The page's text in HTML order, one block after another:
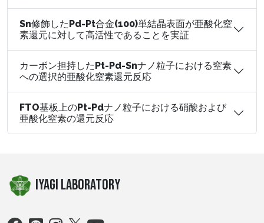
Sn修飾したPd-Pt合金(100)単結晶表面が亜酸化窒
素還元に対して高活性であることを実証
カーボン担持したPt-Pd-Snナノ粒子における窒素
への選択的亜酸化窒素還元反応
FTO基板上のPt-Pdナノ粒子における硝酸および
亜酸化窒素の還元反応
iyagi Laboratory